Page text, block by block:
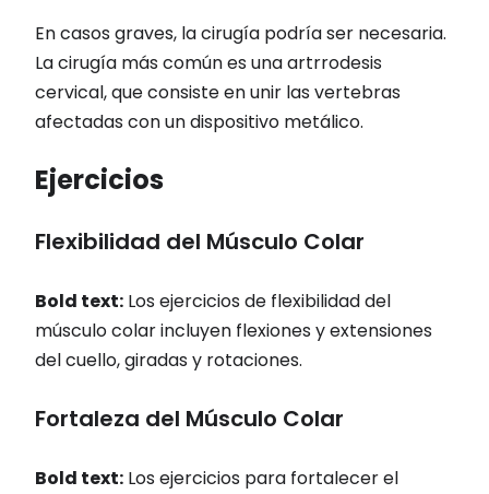
En casos graves, la cirugía podría ser necesaria.
La cirugía más común es una artrrodesis
cervical, que consiste en unir las vertebras
afectadas con un dispositivo metálico.
Ejercicios
Flexibilidad del Músculo Colar
Bold text: Los ejercicios de flexibilidad del
músculo colar incluyen flexiones y extensiones
del cuello, giradas y rotaciones.
Fortaleza del Músculo Colar
Bold text: Los ejercicios para fortalecer el